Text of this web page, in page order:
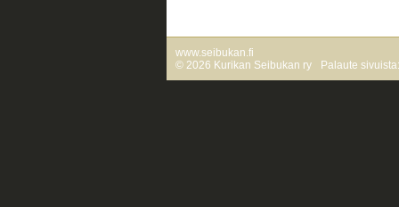
www.seibukan.fi
© 2026 Kurikan Seibukan ry Palaute